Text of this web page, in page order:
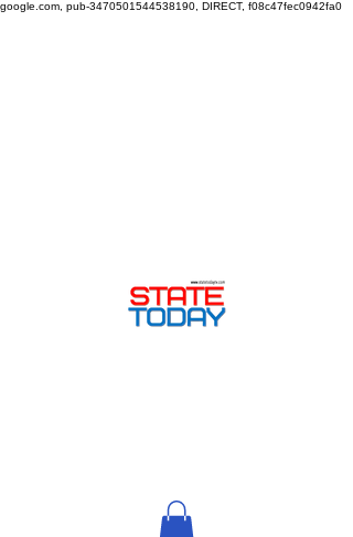
google.com, pub-3470501544538190, DIRECT, f08c47fec0942fa0